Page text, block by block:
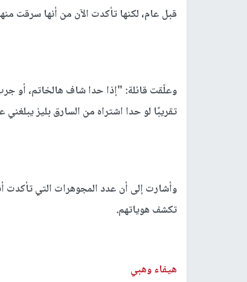
قبل عام، لكنها تأكدت الآن من أنها سرقت
وعلّقت قائلة: "إذا حدا شاف هالخاتم، أو
تقريبًا لو حدا اشتراه من السارق بليز
تكشف هوياتهم.
هيفاء وهبي